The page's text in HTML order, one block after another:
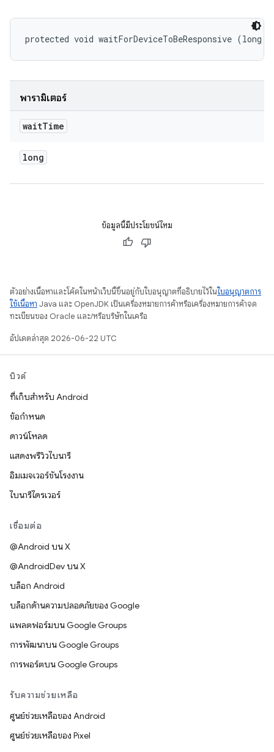
protected void waitForDeviceToBeResponsive (long
พารามิเตอร์
waitTime
long
ข้อมูลนี้มีประโยชน์ไหม
ตัวอย่างเนื้อหาและโค้ดในหน้าเว็บนี้ขึ้นอยู่กับใบอนุญาตที่อธิบายไว้ในใบอนุญาตการ
ใช้เนื้อหา Java และ OpenJDK เป็นเครื่องหมายการค้าหรือเครื่องหมายการค้าจด
ทะเบียนของ Oracle และ/หรือบริษัทในเครือ
อัปเดตล่าสุด 2026-06-22 UTC
บิวด์
ที่เก็บสำหรับ Android
ข้อกำหนด
ดาวน์โหลด
แสดงพรีวิวไบนารี
อิมเมจเวอร์ชันโรงงาน
ไบนารีไดรเวอร์
เชื่อมต่อ
@Android บน X
@AndroidDev บน X
บล็อก Android
บล็อกด้านความปลอดภัยของ Google
แพลตฟอร์มบน Google Groups
การพัฒนาบน Google Groups
การพอร์ตบน Google Groups
รับความช่วยเหลือ
ศูนย์ช่วยเหลือของ Android
ศูนย์ช่วยเหลือของ Pixel